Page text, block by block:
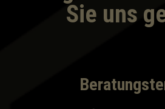
Sie uns